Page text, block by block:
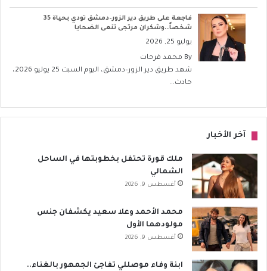
فاجعة على طريق دير الزور–دمشق تودي بحياة 35
شخصاً..وشكران مرتجى تنعى الضحايا
يوليو 25, 2026
By محمد فرحات
شهد طريق دير الزور–دمشق، اليوم السبت 25 يوليو 2026،
حادث...
آخر الأخبار
ملك قورة تحتفل بخطوبتها في الساحل
الشمالي
أغسطس 9, 2026
محمد الأحمد وعلا سعيد يكشفان جنس
مولودهما الأول
أغسطس 9, 2026
ابنة وفاء موصللي تفاجئ الجمهور بالغناء..